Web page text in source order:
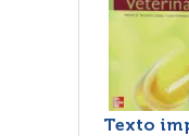
Texto